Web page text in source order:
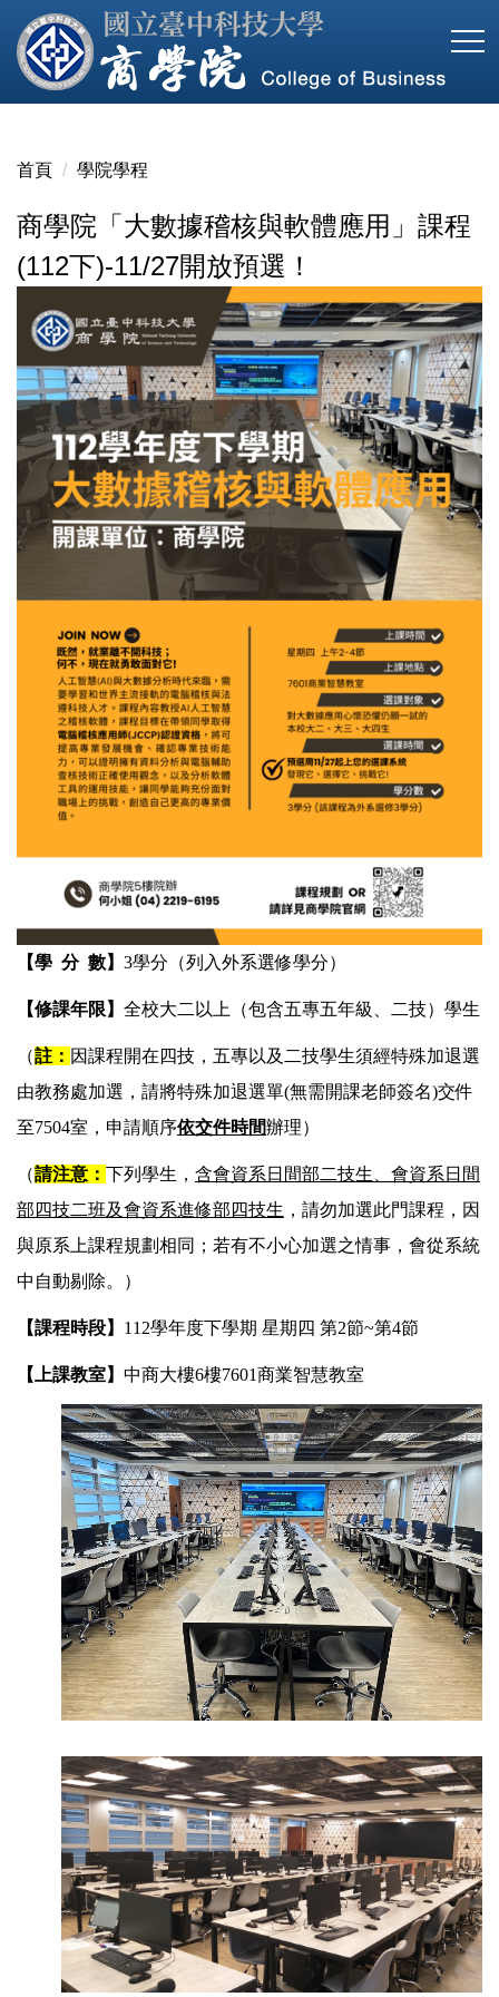
到
主
區
首頁 學院學程
商學院「大數據稽核與軟體應用」課程
(112下)-11/27開放預選！
【學 分 數】 3學分（列入外系選修學分）
【修課年限】 全校大二以上（包含五專五年級、二技）學生
（註： 因課程開在四技，五專以及二技學生須經特殊加退選
由教務處加選，請將特殊加退選單(無需開課老師簽名)交件
至7504室，申請順序依交件時間辦理）
（請注意： 下列學生， 含會資系日間部二技生、會資系日間
部四技二班及會資系進修部四技生 ，請勿加選此門課程，因
與原系上課程規劃相同 ；若有不小心加選之情事，會從系統
中自動剔除。
）
【課程時段】 112學年度下學期 星期四 第2節~第4節
【上課教室】 中商大樓6樓7601商業智慧教室